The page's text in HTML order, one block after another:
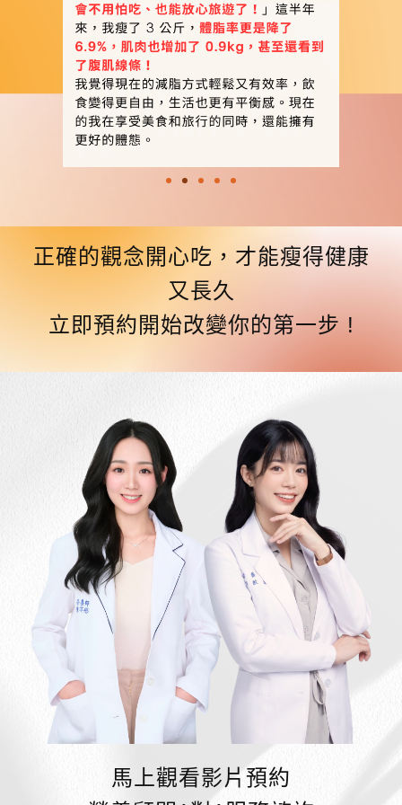
正確的觀念開心吃 ， 才能瘦得健康
又長久
立即預約開始改變你的第一步 !
馬上觀看影片預約